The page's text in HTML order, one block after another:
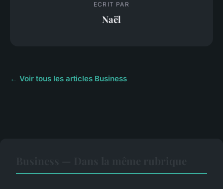
ECRIT PAR
Naël
← Voir tous les articles Business